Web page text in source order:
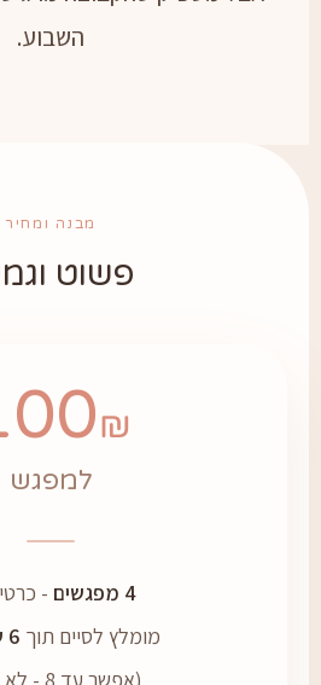
השבוע.
מבנה ומחיר
פשוט וגמיש
100
למפגש
- כרטיסייה
מומלץ לסיים תוך 6 שבועות
(אפשר עד 8 - לא יותר)